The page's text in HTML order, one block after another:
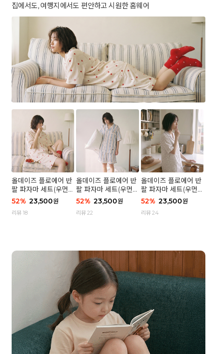
집에서도, 여행지에서도 편안하고 시원한 홈웨어
올데이즈 플로에어 반
팔 파자마 세트(우먼)
- 04 하트 컨페티
52% 23,500원
리뷰 18
올데이즈 플로에어 반
팔 파자마 세트(우먼)
- 03 브리즈 스트라이
52% 23,500원
리뷰 22
올데이즈 플로에어 반
팔 파자마 세트(우먼)
- 01 포슬 가든
52% 23,500원
리뷰 24